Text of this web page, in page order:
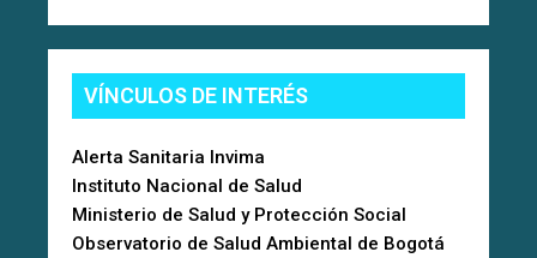
VÍNCULOS DE INTERÉS
Alerta Sanitaria Invima
Instituto Nacional de Salud
Ministerio de Salud y Protección Social
Observatorio de Salud Ambiental de Bogotá